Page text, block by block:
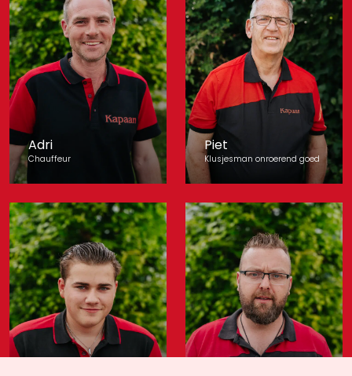
Adri
Chauffeur
Piet
Klusjesman onroerend goed